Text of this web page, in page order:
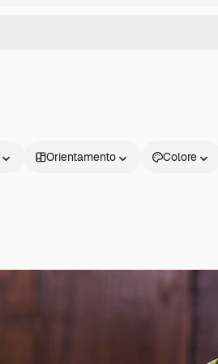
Orientamento Colore